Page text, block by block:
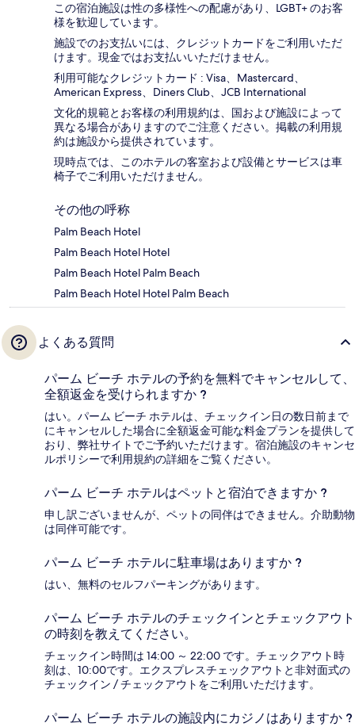
この宿泊施設は性の多様性への配慮があり、LGBT+ のお客
様を歓迎しています。
施設でのお支払いには、クレジットカードをご利用いただ
けます。現金ではお支払いいただけません。
利用可能なクレジットカード : Visa、Mastercard、
American Express、Diners Club、JCB International
文化的規範とお客様の利用規約は、国および施設によって
異なる場合がありますのでご注意ください。掲載の利用規
約は施設から提供されています。
現時点では、このホテルの客室および設備とサービスは車
椅子でご利用いただけません。
その他の呼称
Palm Beach Hotel
Palm Beach Hotel Hotel
Palm Beach Hotel Palm Beach
Palm Beach Hotel Hotel Palm Beach
よくある質問
パーム ビーチ ホテルの予約を無料でキャンセルして、
全額返金を受けられますか ?
はい。パーム ビーチ ホテルは、チェックイン日の数日前まで
にキャンセルした場合に全額返金可能な料金プランを提供して
おり、弊社サイトでご予約いただけます。宿泊施設のキャンセ
ルポリシーで利用規約の詳細をご覧ください。
パーム ビーチ ホテルはペットと宿泊できますか ?
申し訳ございませんが、ペットの同伴はできません。介助動物
は同伴可能です。
パーム ビーチ ホテルに駐車場はありますか ?
はい、無料のセルフパーキングがあります。
パーム ビーチ ホテルのチェックインとチェックアウト
の時刻を教えてください。
チェックイン時間は 14:00 ～ 22:00 です。チェックアウト時
刻は、10:00です。エクスプレスチェックアウトと非対面式の
チェックイン / チェックアウトをご利用いただけます。
パーム ビーチ ホテルの施設内にカジノはありますか ?